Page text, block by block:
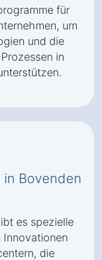
für
um
und die
in
Bovenden
es spezielle
Innovationen
die